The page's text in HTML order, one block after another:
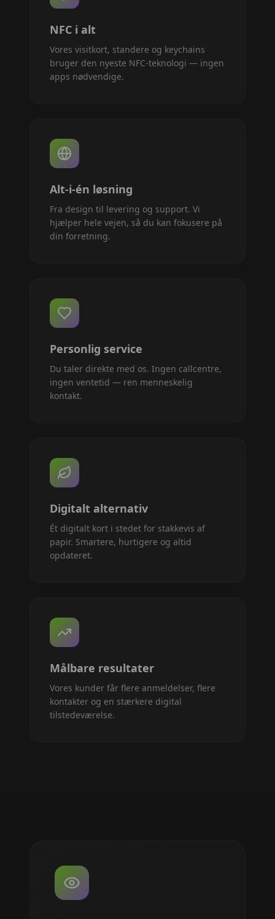
NFC i alt
Vores visitkort, standere og keychains
bruger den nyeste NFC-teknologi — ingen
apps nødvendige.
Alt-i-én løsning
Fra design til levering og support. Vi
hjælper hele vejen, så du kan fokusere på
din forretning.
Personlig service
Du taler direkte med os. Ingen callcentre,
ingen ventetid — ren menneskelig
kontakt.
Digitalt alternativ
Ét digitalt kort i stedet for stakkevis af
papir. Smartere, hurtigere og altid
opdateret.
Målbare resultater
Vores kunder får flere anmeldelser, flere
kontakter og en stærkere digital
tilstedeværelse.